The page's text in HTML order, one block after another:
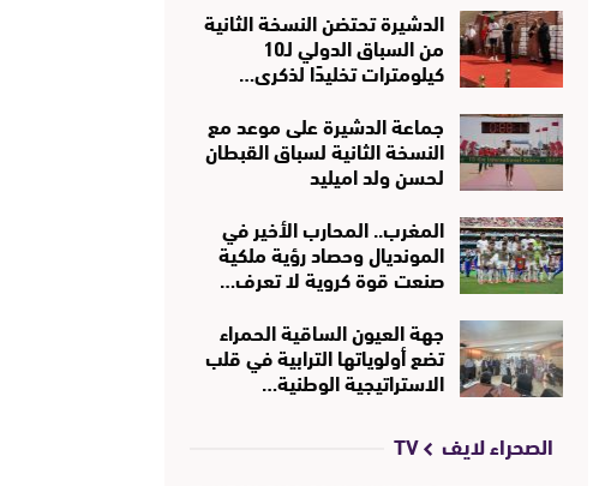
الدشيرة تحتضن النسخة الثانية
من السباق الدولي لـ10
كيلومترات تخليدًا لذكرى…
جماعة الدشيرة على موعد مع
النسخة الثانية لسباق القبطان
لحسن ولد اميليد
المغرب.. المحارب الأخير في
المونديال وحصاد رؤية ملكية
صنعت قوة كروية لا تعرف…
جهة العيون الساقية الحمراء
تضع أولوياتها الترابية في قلب
الاستراتيجية الوطنية…
الصحراء لايف TV